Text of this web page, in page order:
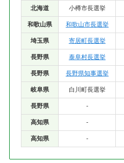
北海道 小樽市長選挙
和歌山県 和歌山市長選挙
埼玉県 寄居町長選挙
長野県 泰阜村長選挙
長野県 長野県知事選挙
岐阜県 白川町長選挙
長野県 -
高知県 -
高知県 -